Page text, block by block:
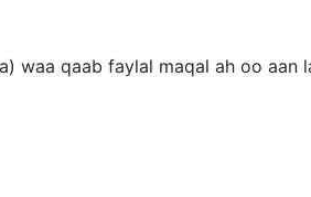
waa qaab faylal maqal ah oo